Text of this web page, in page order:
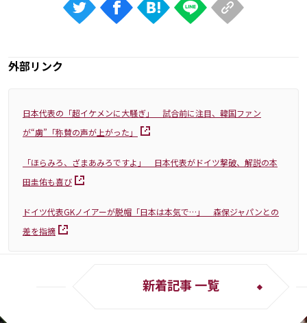
外部リンク
日本代表の「超イケメンに大騒ぎ」 試合前に注目、韓国ファン
が“虜”「称賛の声が上がった」
「ほらみろ、ざまあみろですよ」 日本代表がドイツ撃破、解説の本
田圭佑も喜び
ドイツ代表GKノイアーが脱帽「日本は本気で…」 森保ジャパンとの
差を指摘
新着記事 一覧